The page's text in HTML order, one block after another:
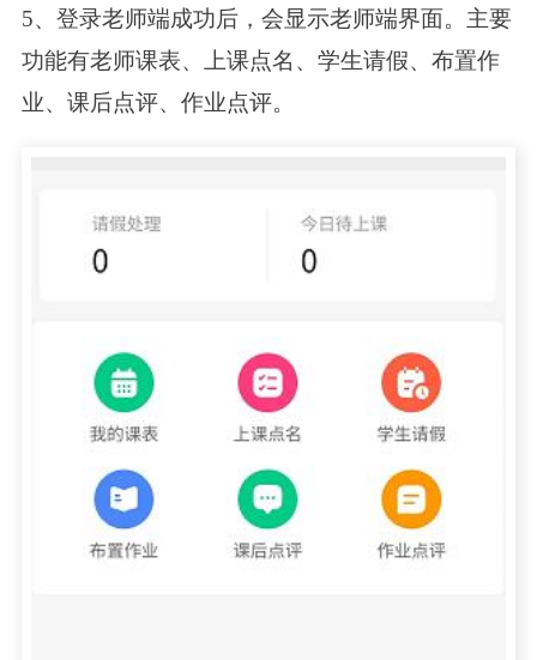
5、登录老师端成功后，会显示老师端界面。主要
功能有老师课表、上课点名、学生请假、布置作
业、课后点评、作业点评。